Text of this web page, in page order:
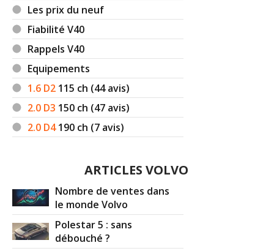
Les prix du neuf
Fiabilité V40
Rappels V40
Equipements
1.6 D2 115 ch (44 avis)
2.0 D3 150 ch (47 avis)
2.0 D4190 ch (7 avis)
ARTICLES VOLVO
Nombre de ventes dans
le monde Volvo
Polestar 5 : sans
débouché ?